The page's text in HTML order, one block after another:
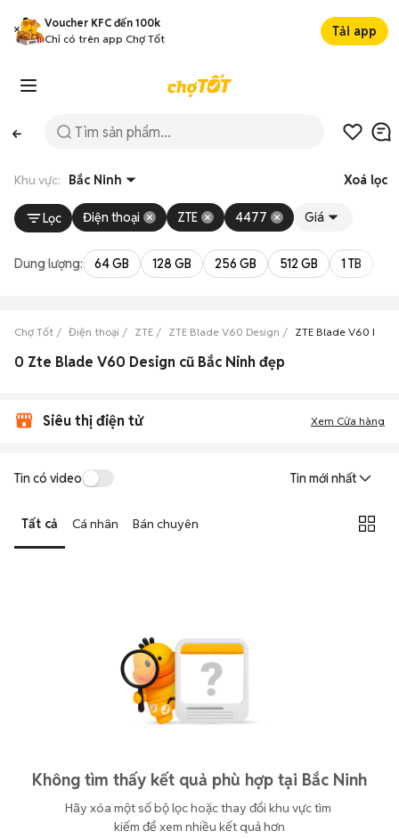
Voucher KFC đến 100k
Chỉ có trên app Chợ Tốt
Tải app
Khu vực: Bắc Ninh Xoá lọc
Lọc Điện thoại ZTE 4477 Giá
Dung lượng: 64 GB 128 GB 256 GB 512 GB 1 TB
Chợ Tốt Điện thoại ZTE ZTE Blade V60 Design ZTE Blade V60
0 Zte Blade V60 Design cũ Bắc Ninh đẹp
Siêu thị điện tử Xem Cửa hàng
Tin có video Tin mới nhất
Tất cả Cá nhân Bán chuyên
Không tìm thấy kết quả phù hợp tại Bắc Ninh
Hãy xóa một số bộ lọc hoặc thay đổi khu vực tìm
kiếm để xem nhiều kết quả hơn